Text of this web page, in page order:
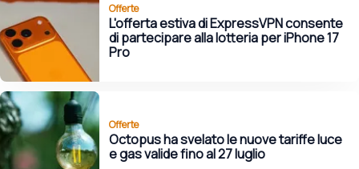
Offerte
L'offerta estiva di ExpressVPN consente
di partecipare alla lotteria per iPhone 17
Pro
Offerte
Octopus ha svelato le nuove tariffe luce
e gas valide fino al 27 luglio